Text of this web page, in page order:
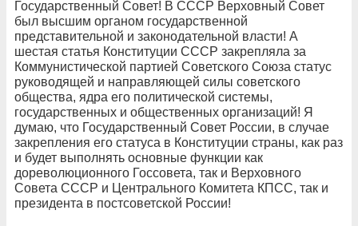
Государственный Совет! В СССР Верховный Совет
был высшим органом государственной
представительной и законодательной власти! А
шестая статья Конституции СССР закрепляла за
Коммунистической партией Советского Союза статус
руководящей и направляющей силы советского
общества, ядра его политической системы,
государственных и общественных организаций! Я
думаю, что Государственный Совет России, в случае
закрепления его статуса в Конституции страны, как раз
и будет выполнять основные функции как
дореволюционного Госсовета, так и Верховного
Совета СССР и Центрального Комитета КПСС, так и
президента в постсоветской России!